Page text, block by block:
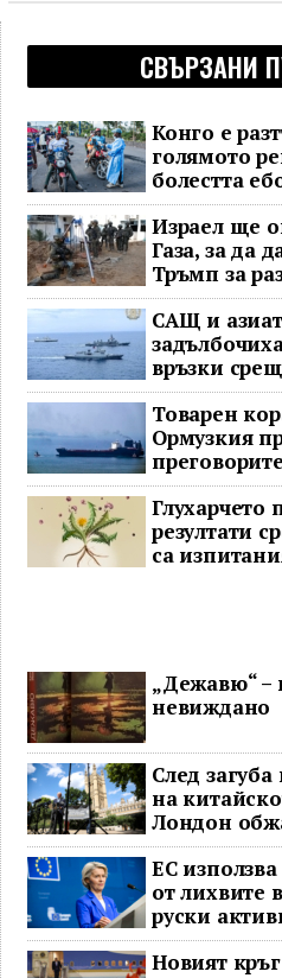
СВЪРЗАНИ
Конго е
голямото
болестта
Израел ще
Газа, за да
Тръмп за
САЩ и
връзки
Товарен
Ормузкия
останаха в
резултати
са
„Дежавю“ –
невиждано
След
на
Лондон
ЕС
от лихвите
руски
Украйна
Новият